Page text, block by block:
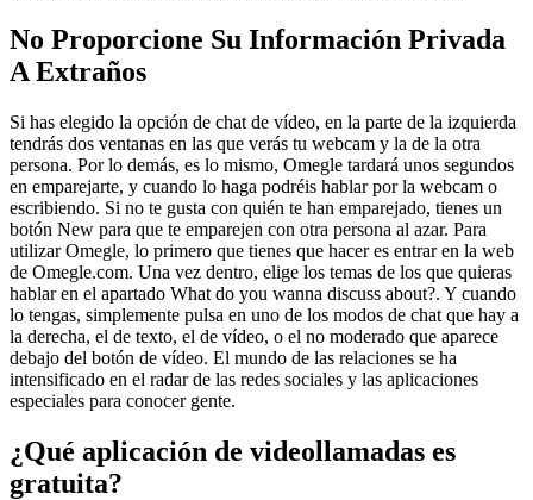
No Proporcione Su Información Privada
A Extraños
Si has elegido la opción de chat de vídeo, en la parte de la izquierda
tendrás dos ventanas en las que verás tu webcam y la de la otra
persona. Por lo demás, es lo mismo, Omegle tardará unos segundos
en emparejarte, y cuando lo haga podréis hablar por la webcam o
escribiendo. Si no te gusta con quién te han emparejado, tienes un
botón New para que te emparejen con otra persona al azar. Para
utilizar Omegle, lo primero que tienes que hacer es entrar en la web
de Omegle.com. Una vez dentro, elige los temas de los que quieras
hablar en el apartado What do you wanna discuss about?. Y cuando
lo tengas, simplemente pulsa en uno de los modos de chat que hay a
la derecha, el de texto, el de vídeo, o el no moderado que aparece
debajo del botón de vídeo. El mundo de las relaciones se ha
intensificado en el radar de las redes sociales y las aplicaciones
especiales para conocer gente.
¿Qué aplicación de videollamadas es
gratuita?